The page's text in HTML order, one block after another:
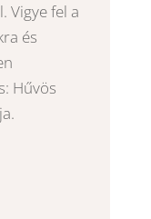
Vigye fel a
és
Hűvös